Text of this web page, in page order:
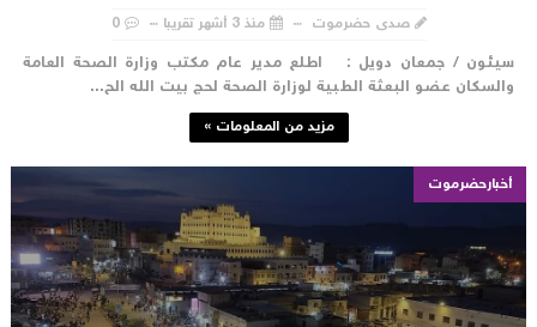
صدى حضرموت منذ 3 أشهر تقريبا 0
/ جمعان دويل : اطلع مدير عام مكتب وزارة الصحة العامة
عضو البعثة الطبية لوزارة الصحة لحج بيت الله الح...
مزيد من المعلومات »
أخبارحضرموت